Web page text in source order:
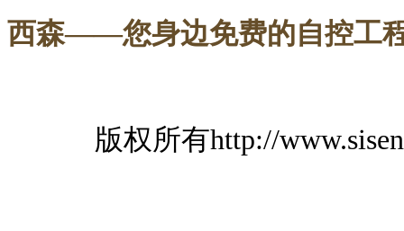
西森——您身边免费的自控工
版权所有http://